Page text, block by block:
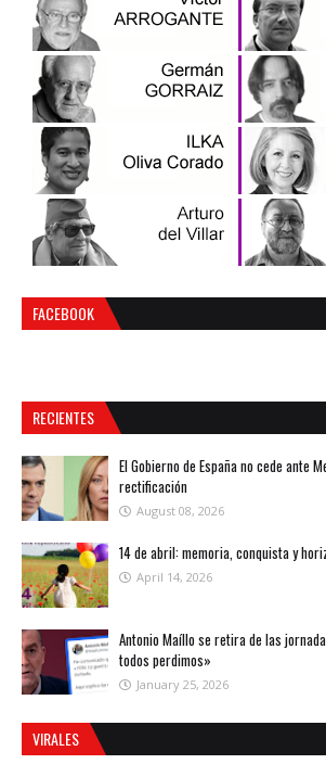
FACEBOOK
RECIENTES
El Gobierno de España no cede ante
rectificación
August 08, 2026
14 de abril: memoria, conquista y
April 14, 2026
Antonio Maíllo se retira de las
todos perdimos»
January 25, 2026
VIRALES